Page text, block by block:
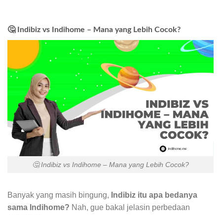
🤔 Indibiz vs Indihome – Mana yang Lebih Cocok?
🤔 Indibiz vs Indihome – Mana yang Lebih Cocok?
Banyak yang masih bingung, Indibiz itu apa bedanya
sama Indihome? Nah, gue bakal jelasin perbedaan